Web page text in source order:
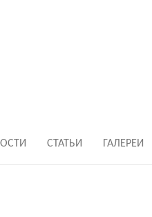
СТАТЬИ ГАЛЕРЕИ